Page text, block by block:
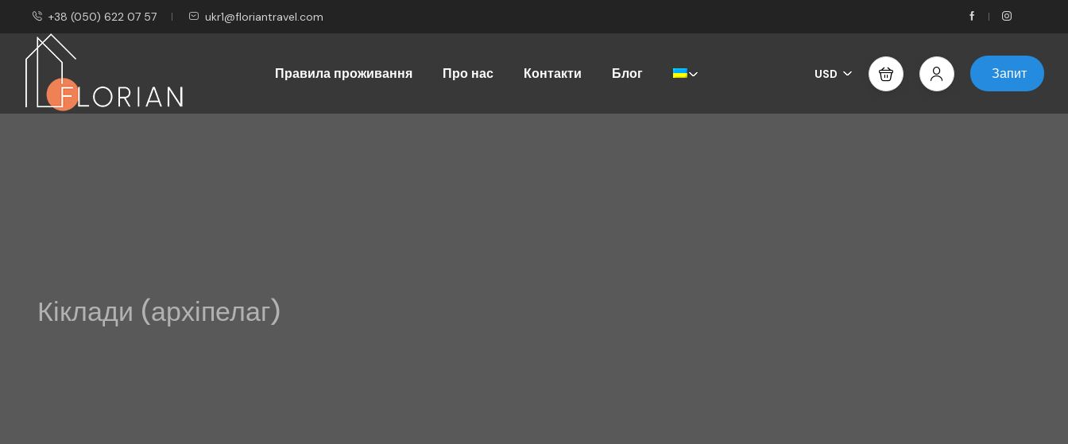
+38 (050) 622 07 57 ukr1@floriantravel.com
Правила проживання Про нас Контакти Блог USD Запит
Кіклади (архіпелаг)